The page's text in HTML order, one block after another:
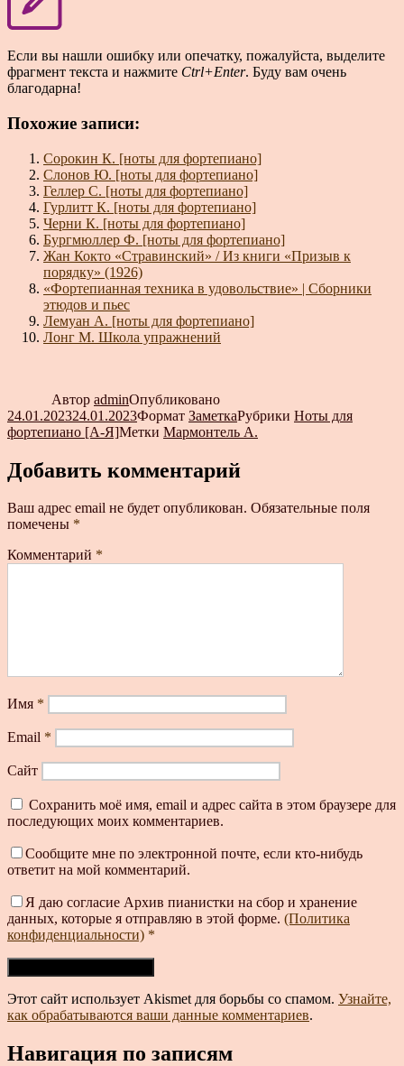
Если вы нашли ошибку или опечатку, пожалуйста, выделите
фрагмент текста и нажмите Ctrl+Enter. Буду вам очень
благодарна!
Похожие записи:
Сорокин К. [ноты для фортепиано]
Слонов Ю. [ноты для фортепиано]
Геллер С. [ноты для фортепиано]
Гурлитт К. [ноты для фортепиано]
Черни К. [ноты для фортепиано]
Бургмюллер Ф. [ноты для фортепиано]
Жан Кокто «Стравинский» / Из книги «Призыв к
порядку» (1926)
«Фортепианная техника в удовольствие» | Сборники
этюдов и пьес
Лемуан А. [ноты для фортепиано]
Лонг М. Школа упражнений
Автор adminОпубликовано
24.01.202324.01.2023Формат ЗаметкаРубрики Ноты для
фортепиано [А-Я]Метки Мармонтель А.
Добавить комментарий
Ваш адрес email не будет опубликован. Обязательные поля
помечены *
Комментарий *
Имя *
Email *
Сайт
Сохранить моё имя, email и адрес сайта в этом браузере для
последующих моих комментариев.
Сообщите мне по электронной почте, если кто-нибудь
ответит на мой комментарий.
Я даю согласие Архив пианистки на сбор и хранение
данных, которые я отправляю в этой форме. (Политика
конфиденциальности) *
Этот сайт использует Akismet для борьбы со спамом. Узнайте,
как обрабатываются ваши данные комментариев.
Навигация по записям